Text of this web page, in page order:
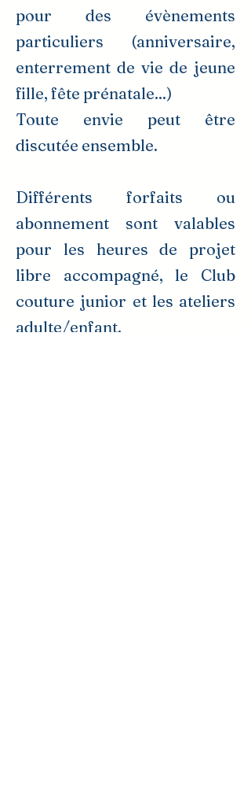
pour des évènements
particuliers (anniversaire,
enterrement de vie de jeune
fille, fête prénatale...)
Toute envie peut être
discutée ensemble.
Différents forfaits ou
abonnement sont valables
pour les heures de projet
libre accompagné, le Club
couture junior et les ateliers
adulte/enfant.